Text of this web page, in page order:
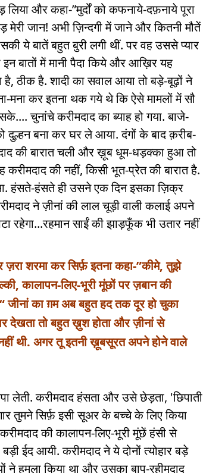
और कहा-”मुर्दों को कफनाये-दफ़नाये पूरा
मेरी जान! अभी ज़िन्दगी में जाने और कितनी मौतें
ये बातें बहुत बुरी लगी थीं. पर वह उससे प्यार
बातों में मानी पैदा किये और आख़िर यह
ठीक है. शादी का सवाल आया तो बड़े-बूढ़ों ने
मना कर इतना थक गये थे कि ऐसे मामलों में सौ
चुनांचे करीमदाद का ब्याह हो गया. बाजे-
दुल्हन बना कर घर ले आया. दंगों के बाद क़रीब-
की बारात चली और ख़ूब धूम-धड़क्का हुआ तो
की नहीं, किसी भूत-प्रेत की बारात है.
हंसते-हंसते ही उसने एक दिन इसका ज़िक्र
ने ज़ीनां की लाल चूड़ी वाली कलाई अपने
रहेगा...रहमान साईं की झाड़फूँक भी उतार नहीं
शरमा कर सिर्फ़ इतना कहा-”कीमे, तुझे
कालापन-लिए-भूरी मूंछों पर ज़बान की
जीनां का ग़म अब बहुत हद तक दूर हो चुका
देखता तो बहुत ख़ुश होता और ज़ीनां से
थी. अगर तू इतनी ख़ूबसूरत अपने होने वाले
लेती. करीमदाद हंसता और उसे छेड़ता, 'छिपाती
तुमने सिर्फ़ इसी सूअर के बच्चे के लिए किया
की कालापन-लिए-भूरी मूंछें हंसी से
ईद आयी. करीमदाद ने ये दोनों त्योहार बड़े
ने हमला किया था और उसका बाप-रहीमदाद